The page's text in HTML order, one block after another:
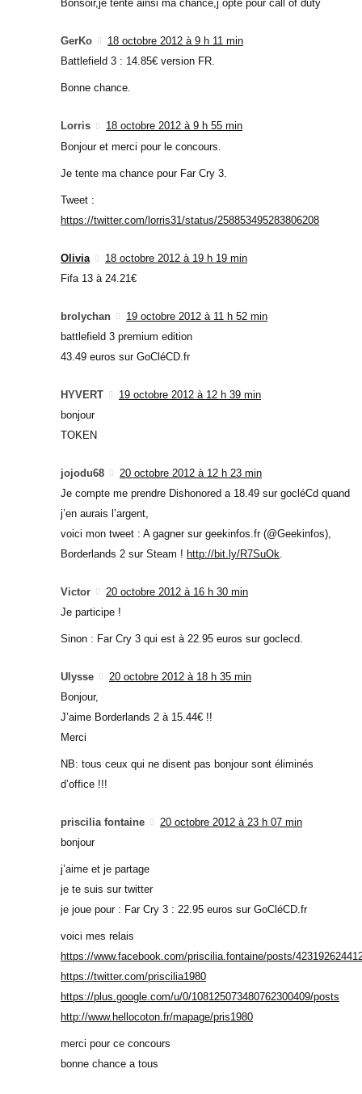
Bonsoir,je tente ainsi ma chance,j opte pour call of duty
GerKo
18 octobre 2012 à 9 h 11 min
Battlefield 3 : 14.85€ version FR.
Bonne chance.
Lorris
18 octobre 2012 à 9 h 55 min
Bonjour et merci pour le concours.
Je tente ma chance pour Far Cry 3.
Tweet :
https://twitter.com/lorris31/status/258853495283806208
Olivia
18 octobre 2012 à 19 h 19 min
Fifa 13 à 24.21€
brolychan
19 octobre 2012 à 11 h 52 min
battlefield 3 premium edition
43.49 euros sur GoCléCD.fr
HYVERT
19 octobre 2012 à 12 h 39 min
bonjour
TOKEN
jojodu68
20 octobre 2012 à 12 h 23 min
Je compte me prendre Dishonored a 18.49 sur gocléCd quand
j’en aurais l’argent,
voici mon tweet : A gagner sur geekinfos.fr (@Geekinfos),
Borderlands 2 sur Steam ! http://bit.ly/R7SuOk
Victor
20 octobre 2012 à 16 h 30 min
Je participe !
Sinon : Far Cry 3 qui est à 22.95 euros sur goclecd.
Ulysse
20 octobre 2012 à 18 h 35 min
Bonjour,
J’aime Borderlands 2 à 15.44€ !!
Merci
NB: tous ceux qui ne disent pas bonjour sont éliminés
d’office !!!
priscilia fontaine
20 octobre 2012 à 23 h 07 min
bonjour
j’aime et je partage
je te suis sur twitter
je joue pour : Far Cry 3 : 22.95 euros sur GoCléCD.fr
voici mes relais
https://www.facebook.com/priscilia.fontaine/posts/
https://twitter.com/priscilia1980
https://plus.google.com/u/0/108125073480762300409/posts
http://www.hellocoton.fr/mapage/pris1980
merci pour ce concours
bonne chance a tous